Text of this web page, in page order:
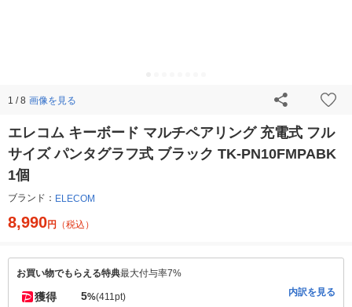
1 / 8 画像を見る
エレコム キーボード マルチペアリング 充電式 フル
サイズ パンタグラフ式 ブラック TK-PN10FMPABK
1個
ブランド： ELECOM
8,990円 （税込）
お買い物でもらえる特典最大付与率7%
獲得 5%(411pt) 内訳を見る